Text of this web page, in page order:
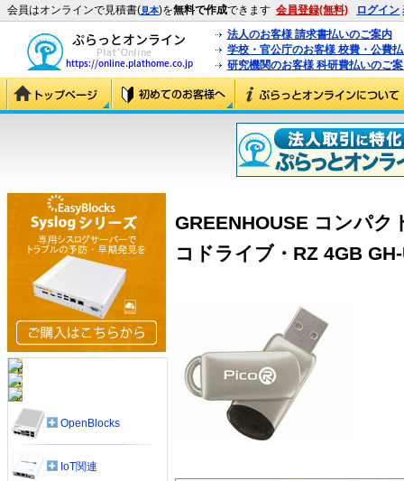
会員はオンラインで見積書(見本)を無料で作成できます 会員登録(無料) ログイン
法人のお客様 請求書払いのご案内
学校・官公庁のお客様 校費・公費
研究機関のお客様 科研費払いのご
GREENHOUSE コンパ
コドライブ・RZ 4GB
OpenBlocks
IoT関連